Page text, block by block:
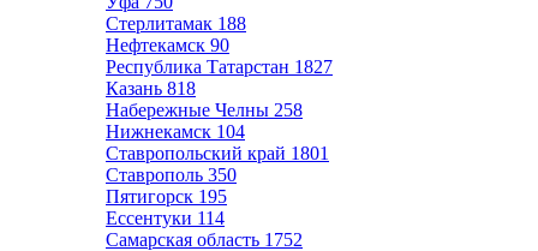
Стерлитамак 188
Нефтекамск 90
Республика Татарстан 1827
Казань 818
Набережные Челны 258
Нижнекамск 104
Ставропольский край 1801
Ставрополь 350
Пятигорск 195
Ессентуки 114
Самарская область 1752